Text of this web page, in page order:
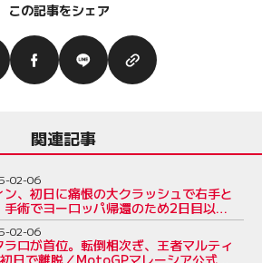
この記事をシェア
関連記事
ン、初日に痛恨の大クラッシュで右手と
術でヨーロッパ帰還のため2日目以降
レーシア公式テスト
02-06
ロが首位。転倒相次ぎ、王者マルティ
02-06